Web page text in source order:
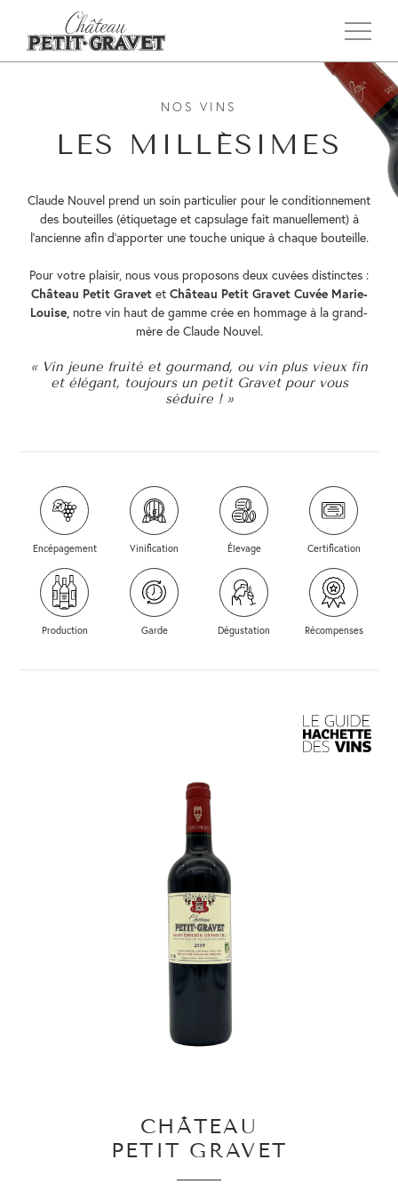
NOS VINS
LES MILLÉSIMES
Claude Nouvel prend un soin particulier pour le conditionnement
des bouteilles (étiquetage et capsulage fait manuellement) à
l’ancienne afin d’apporter une touche unique à chaque bouteille.
Pour votre plaisir, nous vous proposons deux cuvées distinctes :
Château Petit Gravetet Château Petit Gravet Cuvée Marie-
Louise, notre vin haut de gamme crée en hommage à la grand-
mère de Claude Nouvel.
« Vin jeune fruité et gourmand, ou vin plus vieux fin
et élégant, toujours un petit Gravet pour vous
séduire ! »
Encépagement Vinification Élevage Certification
Production Garde Dégustation Récompenses
CHÂTEAU
PETIT GRAVET